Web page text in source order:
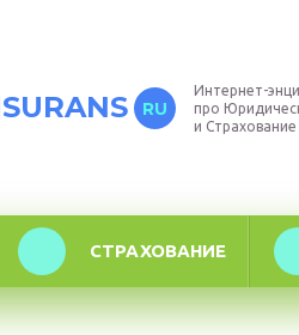
RU
Интернет-
про
и Страхование
СТРАХОВАНИЕ